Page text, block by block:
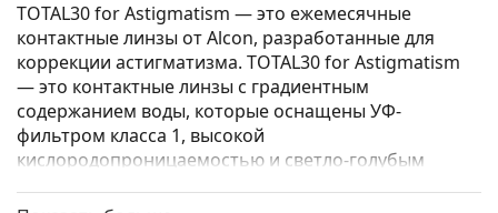
TOTAL30 for Astigmatism — это ежемесячные
контактные линзы от Alcon, разработанные для
коррекции астигматизма. TOTAL30 for Astigmatism
— это контактные линзы с градиентным
содержанием воды, которые оснащены УФ-
фильтром класса 1, высокой
кислородопроницаемостью и светло-голубым